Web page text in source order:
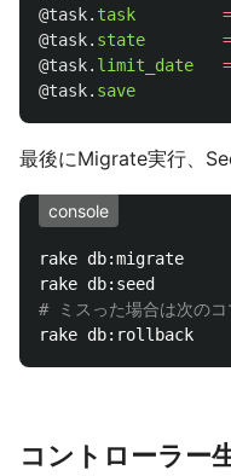
@task. task =
@task. state =
@task. limit_date =
@task. save
最後にMigrate実行、
console
rake db:migrate
# ミスった場合は次のコ
コントローラー